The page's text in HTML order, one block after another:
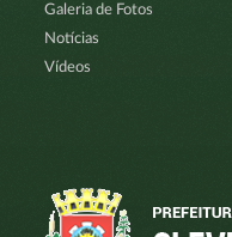
Galeria de Fotos
Notícias
Vídeos